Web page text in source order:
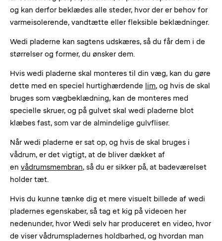
og kan derfor beklædes alle steder, hvor der er behov for
varmeisolerende, vandtætte eller fleksible beklædninger.
Wedi pladerne kan sagtens udskæres, så du får dem i de
størrelser og former, du ønsker dem.
Hvis wedi pladerne skal monteres til din væg, kan du gøre
dette med en speciel hurtighærdende lim, og hvis de skal
bruges som vægbeklædning, kan de monteres med
specielle skruer, og på gulvet skal wedi pladerne blot
klæbes fast, som var de almindelige gulvfliser.
Når wedi pladerne er sat op, og hvis de skal bruges i
vådrum, er det vigtigt, at de bliver dækket af
en vådrumsmembran, så du er sikker på, at badeværelset
holder tæt.
Hvis du kunne tænke dig et mere visuelt billede af wedi
pladernes egenskaber, så tag et kig på videoen her
nedenunder, hvor Wedi selv har produceret en video, hvor
de viser vådrumspladernes holdbarhed, og hvordan man